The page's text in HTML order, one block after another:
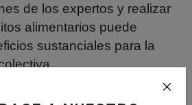
de los expertos y realizar
alimentarios puede
sustanciales para la